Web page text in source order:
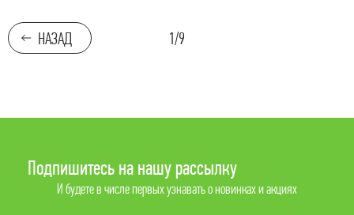
НАЗАД 1/9
Подпишитесь на нашу рассылку
И будете в числе первых узнавать о новинках и акциях